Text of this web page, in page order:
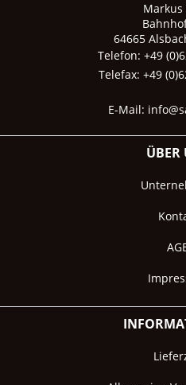
Markus
64665
Telefon: +49
Telefax: +49
E-Mail:
ÜBER